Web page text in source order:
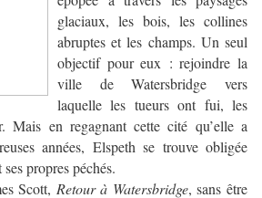
glaciaux, les bois, les collines
abruptes et les champs. Un seul
objectif pour eux : rejoindre la
ville de Watersbridge vers
laquelle les tueurs ont fui, les
Mais en regagnant cette cité qu’elle a
années, Elspeth se trouve obligée
propres péchés.
Scott, Retour à Watersbridge, sans être